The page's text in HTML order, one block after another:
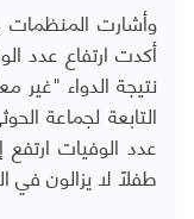
وأشارت المنظمات
أكدت ارتفاع عدد
نتيجة الدواء "غير
التابعة لجماعة
طفلاً لا يزالون في